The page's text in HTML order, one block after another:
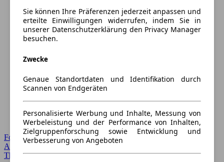
Forum Startseite
Alle Auto-Foren
Themen-Forum
Sie können Ihre Präferenzen jederzeit anpassen und
erteilte Einwilligungen widerrufen, indem Sie in
unserer Datenschutzerklärung den Privacy Manager
besuchen.
Zwecke
Genaue Standortdaten und Identifikation durch
Scannen von Endgeräten
Personalisierte Werbung und Inhalte, Messung von
Werbeleistung und der Performance von Inhalten,
Zielgruppenforschung sowie Entwicklung und
Verbesserung von Angeboten